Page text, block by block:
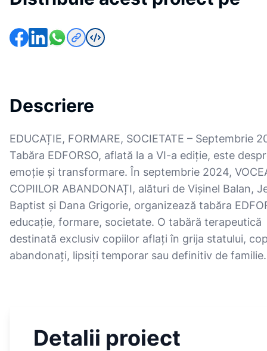
Descriere
EDUCAȚIE, FORMARE, SOCIETATE – Septembrie
Tabăra EDFORSO, aflată la a VI-a ediție, este
emoție și transformare. În septembrie 2024,
COPIILOR ABANDONAȚI, alături de Vișinel Balan,
Baptist și Dana Grigorie, organizează tabăra
educație, formare, societate. O tabără terapeutică
destinată exclusiv copiilor aflați în grija statului,
abandonați, lipsiți temporar sau definitiv de familie.
Detalii proiect